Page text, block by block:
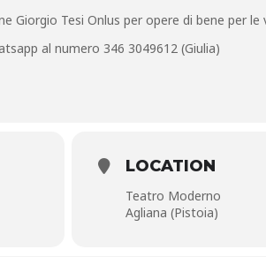
Giorgio Tesi Onlus per opere di bene per le
al numero 346 3049612 (Giulia)
LOCATION
Teatro Moderno
Agliana (Pistoia)